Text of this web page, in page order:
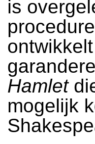
is
Hamlet
mogelijk